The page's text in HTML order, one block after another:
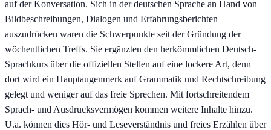
auf der Konversation. Sich in der deutschen Sprache an Hand von
Bildbeschreibungen, Dialogen und Erfahrungsberichten
auszudrücken waren die Schwerpunkte seit der Gründung der
wöchentlichen Treffs. Sie ergänzten den herkömmlichen Deutsch-
Sprachkurs über die offiziellen Stellen auf eine lockere Art, denn
dort wird ein Hauptaugenmerk auf Grammatik und Rechtschreibung
gelegt und weniger auf das freie Sprechen. Mit fortschreitendem
Sprach- und Ausdrucksvermögen kommen weitere Inhalte hinzu.
U.a. können dies Hör- und Leseverständnis und freies Erzählen über